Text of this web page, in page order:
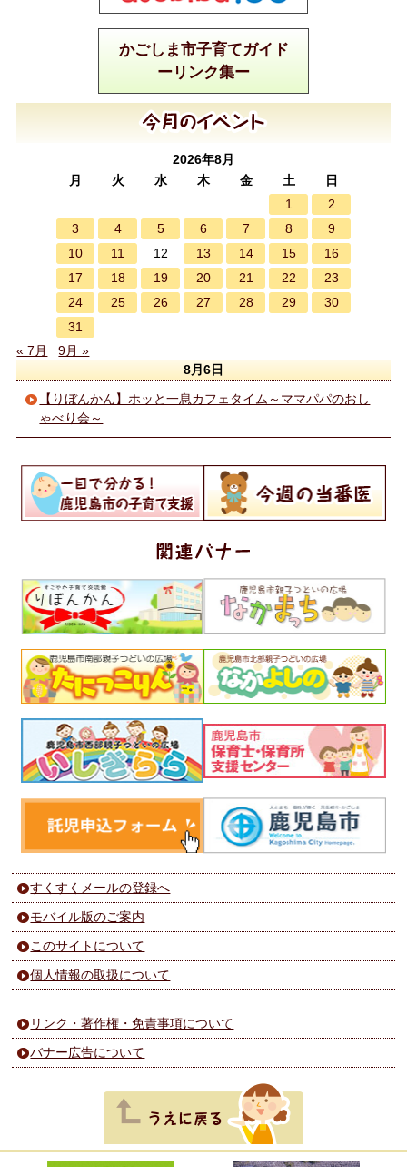
かごしま市子育てガイド
ーリンク集ー
2026年8月
月
火 水 木 金 土
日
1
2
3
4 5 6 7 8
9
10
11 12 13 14 15
16
17
18 19 20 21 22
23
24
25 26 27 28 29
30
31
« 7月
9月 »
8月6日
【りぼんかん】ホッと一息カフェタイム～ママパパのおし
ゃべり会～
すくすくメールの登録へ
モバイル版のご案内
このサイトについて
個人情報の取扱について
リンク・著作権・免責事項について
バナー広告について